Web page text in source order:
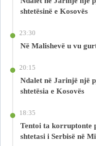
shtetësinë e Kosovës
23:30
Në Malishevë u vu
20:15
Ndalet në Jarinjë një
shtetësia e Kosovës
18:35
Tentoi ta korruptonte
shtetasi i Serbisë në